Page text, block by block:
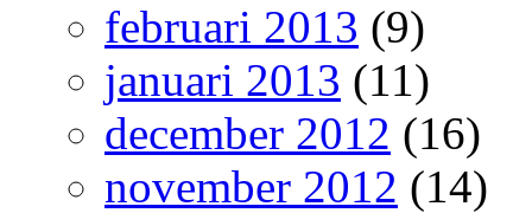
februari 2013 (9)
januari 2013 (11)
december 2012 (16)
november 2012 (14)